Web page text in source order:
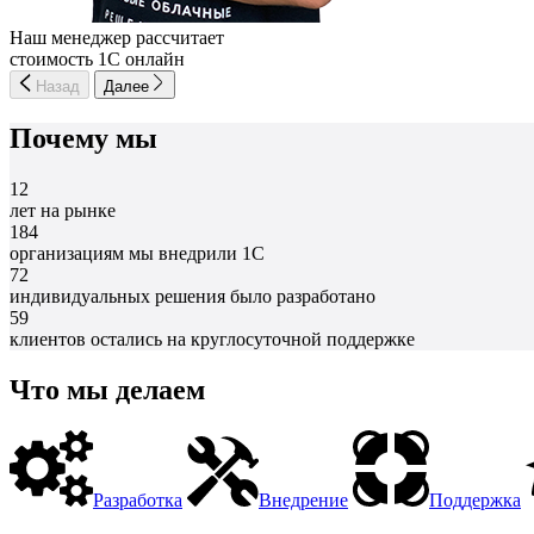
Наш менеджер рассчитает
стоимость 1С онлайн
Назад Далее
Почему мы
12
лет на рынке
184
организациям мы внедрили 1С
72
индивидуальных решения было разработано
59
клиентов остались на круглосуточной поддержке
Что мы делаем
Разработка Внедрение Поддержка